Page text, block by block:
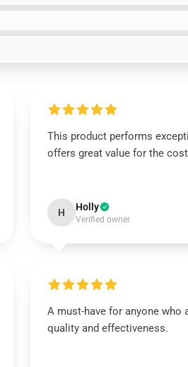
This product performs
offers great value for the
H Holly
Verified owner
A must-have for anyone who
quality and effectiveness.